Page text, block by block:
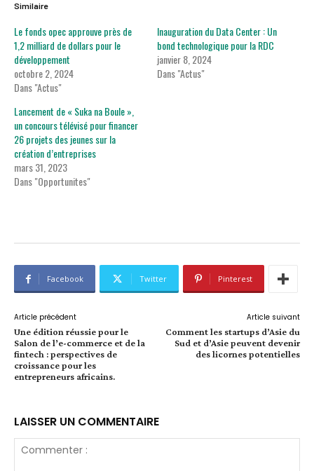
Similaire
Le fonds opec approuve près de
1,2 milliard de dollars pour le
développement
octobre 2, 2024
Dans "Actus"
Inauguration du Data Center : Un
bond technologique pour la RDC
janvier 8, 2024
Dans "Actus"
Lancement de « Suka na Boule »,
un concours télévisé pour financer
26 projets des jeunes sur la
création d’entreprises
mars 31, 2023
Dans "Opportunites"
Facebook Twitter Pinterest
Article précédent
Une édition réussie pour le
Salon de l’e-commerce et de la
fintech : perspectives de
croissance pour les
entrepreneurs africains.
Article suivant
Comment les startups d’Asie du
Sud et d’Asie peuvent devenir
des licornes potentielles
LAISSER UN COMMENTAIRE